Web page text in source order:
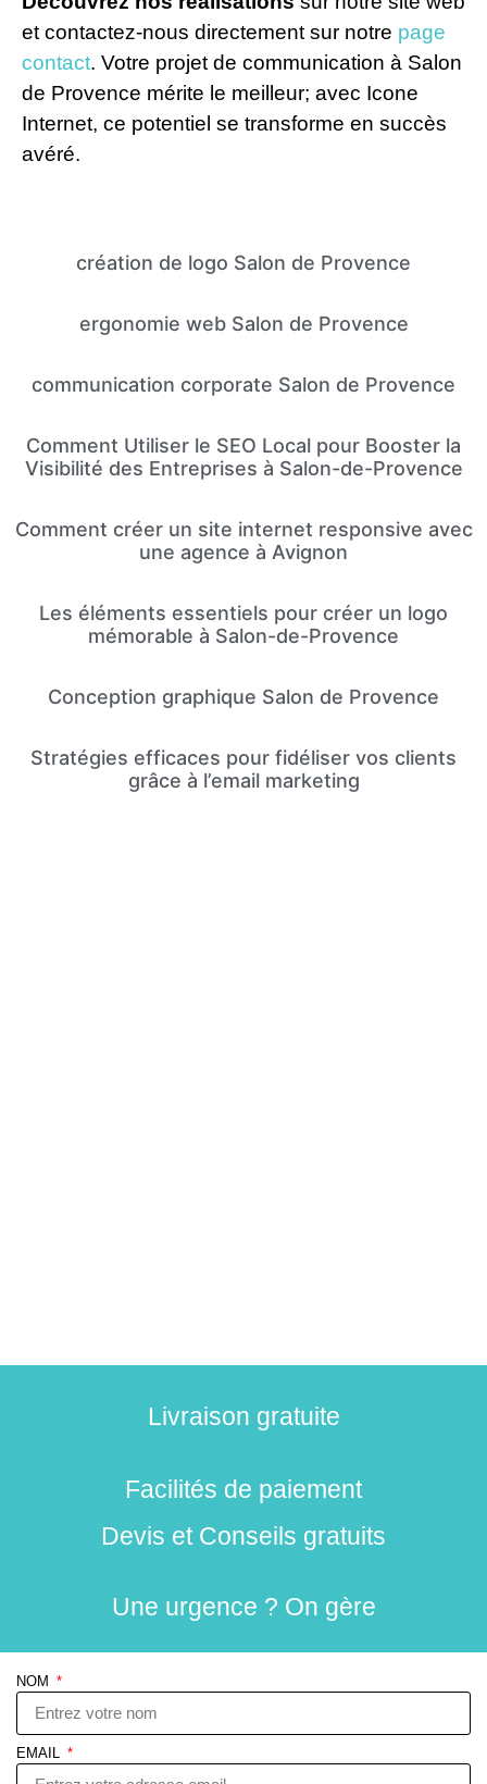
et contactez-nous directement sur notre page
contact. Votre projet de communication à Salon
de Provence mérite le meilleur; avec Icone
Internet, ce potentiel se transforme en succès
avéré.
création de logo Salon de Provence
ergonomie web Salon de Provence
communication corporate Salon de Provence
Comment Utiliser le SEO Local pour Booster la
Visibilité des Entreprises à Salon-de-Provence
Comment créer un site internet responsive avec
une agence à Avignon
Les éléments essentiels pour créer un logo
mémorable à Salon-de-Provence
Conception graphique Salon de Provence
Stratégies efficaces pour fidéliser vos clients
grâce à l’email marketing
Livraison gratuite
Facilités de paiement
Devis et Conseils gratuits
Une urgence ? On gère
NOM
EMAIL